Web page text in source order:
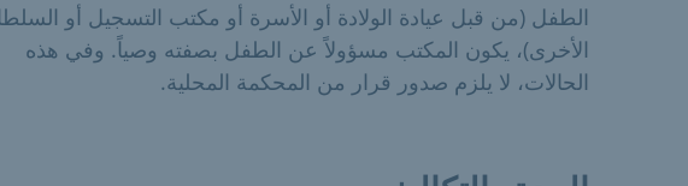
الطفل (من قبل عيادة الولادة أو الأسرة أو مكتب التسجيل أو
الأخرى)، يكون المكتب مسؤولاً عن الطفل بصفته وصياً. وفي هذه
الحالات، لا يلزم صدور قرار من المحكمة المحلية.